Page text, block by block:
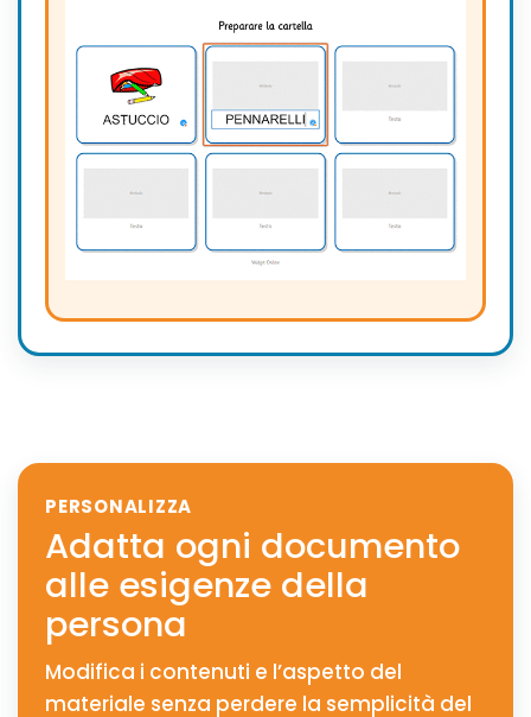
PERSONALIZZA
Adatta ogni documento
alle esigenze della
persona
Modifica i contenuti e l’aspetto del
materiale senza perdere la semplicità del